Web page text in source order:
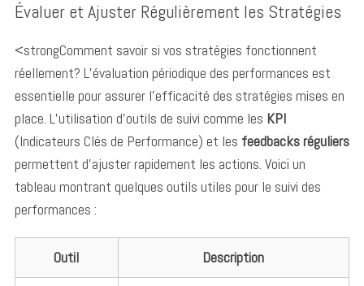
Évaluer et Ajuster Régulièrement les Stratégies
<strongComment savoir si vos stratégies fonctionnent
réellement? L’évaluation périodique des performances est
essentielle pour assurer l’efficacité des stratégies mises en
place. L’utilisation d’outils de suivi comme les KPI
(Indicateurs Clés de Performance) et les feedbacks réguliers
permettent d’ajuster rapidement les actions. Voici un
tableau montrant quelques outils utiles pour le suivi des
performances :
Outil Description